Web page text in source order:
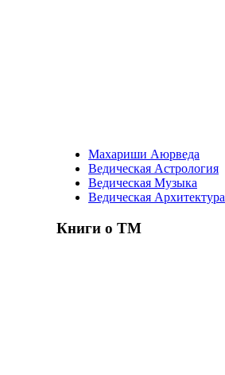
Махариши Аюрведа
Ведическая Астрология
Ведическая Музыка
Ведическая Архитектура
Книги о ТМ